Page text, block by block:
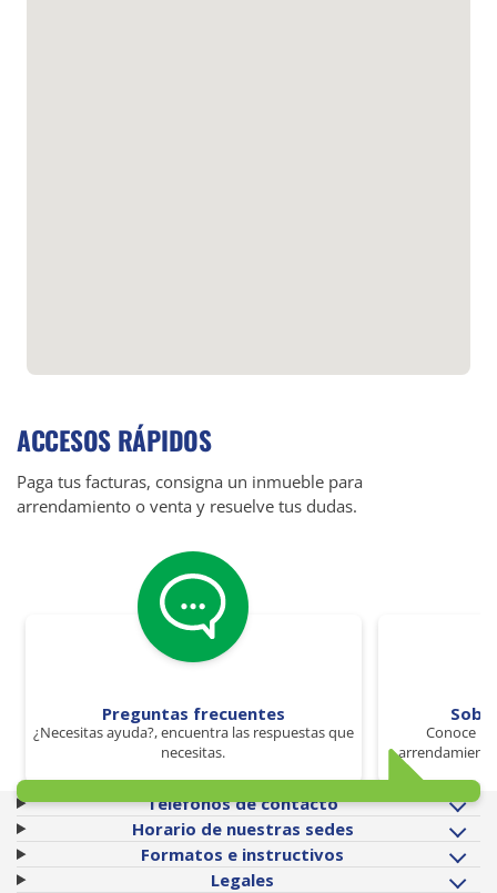
ACCESOS RÁPIDOS
Paga tus facturas, consigna un inmueble para
arrendamiento o venta y resuelve tus dudas.
Preguntas frecuentes
¿Necesitas ayuda?, encuentra las respuestas que
necesitas.
Conoce
Teléfonos de contacto
Horario de nuestras sedes
Formatos e instructivos
Legales